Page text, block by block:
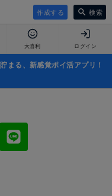
作成する 検索
大喜利 ログイン
まる、新感覚ポイ活アプリ！